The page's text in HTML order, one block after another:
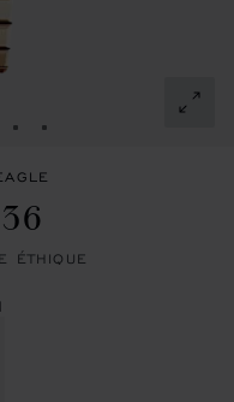
1
À LA DIAPOSITIVE 2
À LA
ALLER À LA
ALLER À LA
ÉTHIQUE